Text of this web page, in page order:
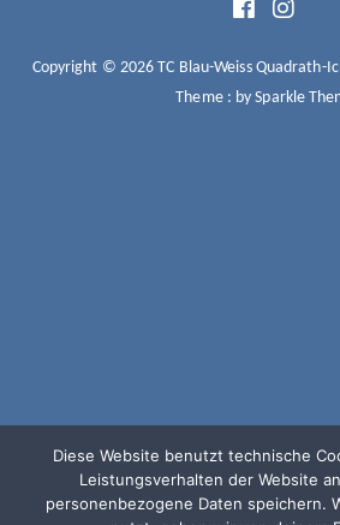
Copyright © 2026 TC Blau-Weiss Quadrath-
Theme : bySparkle
Diese Website benutzt technische
Leistungsverhalten der Website
personenbezogene Daten speichern.